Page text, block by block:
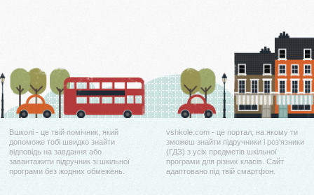
Вшколі - це твій помічник, який
допоможе тобі швидко знайти
відповідь на завдання або
завантажити підручник зі шкільної
програми без жодних обмежень.
vshkole.com - це портал, на якому ти
зможеш знайти підручники і роз'язники
(ГДЗ) з усіх предметів шкільної
програми для різних класів. Сайт
адаптовано під твій смартфон.